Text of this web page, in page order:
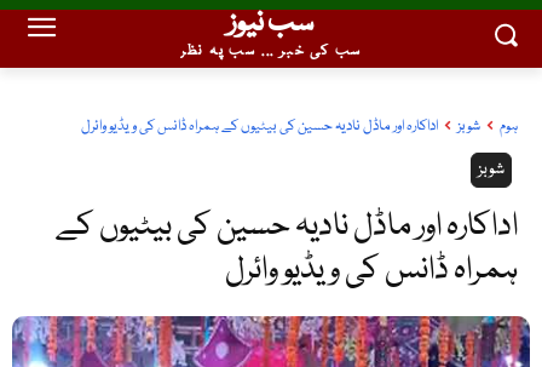
سب نیوز
سب کی خبر ... سب پہ نظر
ہوم شوبز اداکارہ اور ماڈل نادیہ حسین کی بیٹیوں کے ہمراہ ڈانس کی ویڈیو وائرل
شوبز
اداکارہ اور ماڈل نادیہ حسین کی بیٹیوں کے
ہمراہ ڈانس کی ویڈیو وائرل